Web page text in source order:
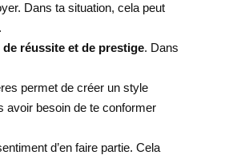
Dans ta situation, cela peut
réussite et de prestige. Dans
permet de créer un style
avoir besoin de te conformer
d’en faire partie. Cela